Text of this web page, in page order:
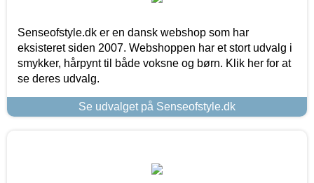
Senseofstyle.dk er en dansk webshop som har
eksisteret siden 2007. Webshoppen har et stort udvalg i
smykker, hårpynt til både voksne og børn. Klik her for at
se deres udvalg.
Se udvalget på Senseofstyle.dk